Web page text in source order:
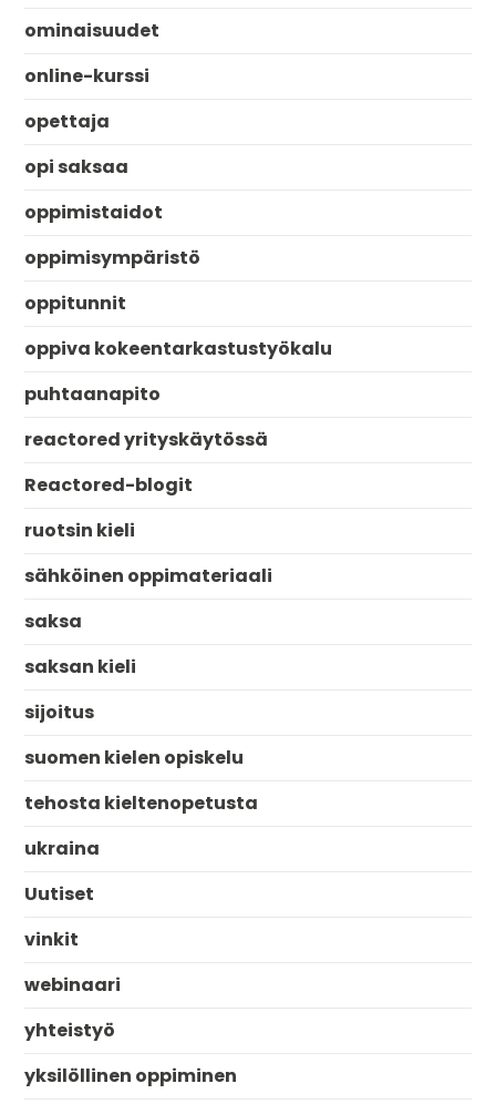
ominaisuudet
online-kurssi
opettaja
opi saksaa
oppimistaidot
oppimisympäristö
oppitunnit
oppiva kokeentarkastustyökalu
puhtaanapito
reactored yrityskäytössä
Reactored-blogit
ruotsin kieli
sähköinen oppimateriaali
saksa
saksan kieli
sijoitus
suomen kielen opiskelu
tehosta kieltenopetusta
ukraina
Uutiset
vinkit
webinaari
yhteistyö
yksilöllinen oppiminen